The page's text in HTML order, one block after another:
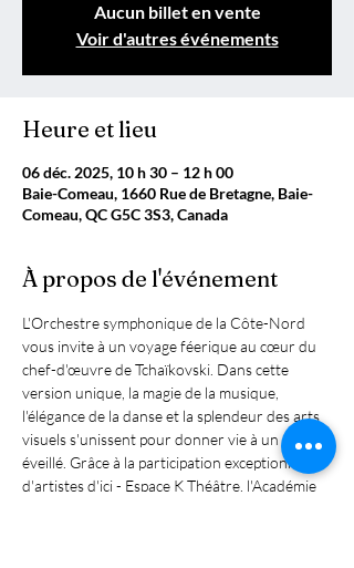
Aucun billet en vente
Voir d'autres événements
Heure et lieu
06 déc. 2025, 10 h 30 – 12 h 00
Baie-Comeau, 1660 Rue de Bretagne, Baie-
Comeau, QC G5C 3S3, Canada
À propos de l'événement
L'Orchestre symphonique de la Côte-Nord
vous invite à un voyage féerique au cœur du
chef-d'œuvre de Tchaïkovski. Dans cette
version unique, la magie de la musique,
l'élégance de la danse et la splendeur des arts
visuels s'unissent pour donner vie à un rêve
éveillé. Grâce à la participation exceptionnelle
d'artistes d'ici - Espace K Théâtre, l'Académie